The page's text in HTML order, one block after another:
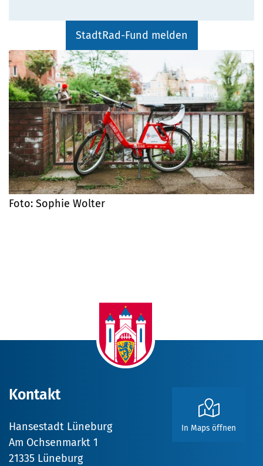
StadtRad-Fund melden
Foto: Sophie Wolter
In Maps öffnen
Kontakt
Hansestadt Lüneburg
Am Ochsenmarkt 1
21335 Lüneburg